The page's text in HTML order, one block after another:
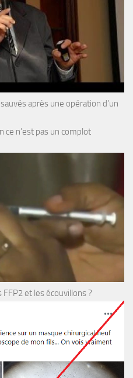
après une opération d’un
ce n’est pas un complot
et les écouvillons ?